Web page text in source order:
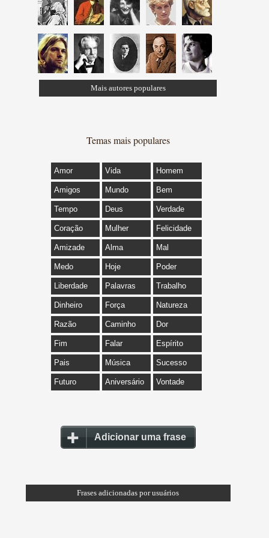
Mais autores populares
Temas mais populares
Amor Vida Homem
Amigos Mundo Bem
Tempo Deus Verdade
Coração Mulher Felicidade
Amizade Alma Mal
Medo Hoje Poder
Liberdade Palavras Trabalho
Dinheiro Força Natureza
Razão Caminho Dor
Fim Falar Espírito
Pais Música Sucesso
Futuro Aniversário Vontade
Adicionar uma frase
Frases adicionadas por usuários